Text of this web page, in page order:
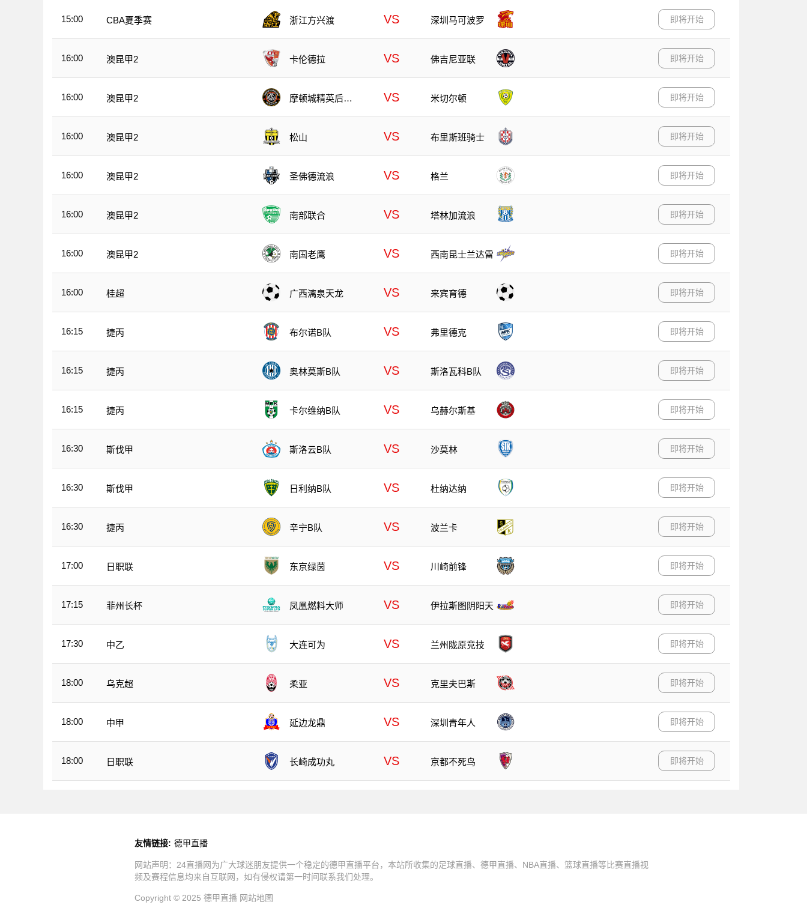
15:00 CBA夏季赛 浙江方兴渡 VS 深圳马可波罗 即将开始
16:00 澳昆甲2 卡伦德拉 VS 佛吉尼亚联 即将开始
16:00 澳昆甲2
摩顿城精英后备
VS 米切尔顿 即将开始
16:00 澳昆甲2 松山 VS 布里斯班骑士 即将开始
16:00 澳昆甲2 圣佛德流浪 VS 格兰 即将开始
16:00 澳昆甲2 南部联合 VS 塔林加流浪 即将开始
16:00 澳昆甲2 南国老鹰 VS 西南昆士兰达雷 即将开始
16:00 桂超 广西漓泉天龙 VS 来宾育德 即将开始
16:15 捷丙 布尔诺B队 VS 弗里德克 即将开始
16:15 捷丙 奥林莫斯B队 VS 斯洛瓦科B队 即将开始
16:15 捷丙 卡尔维纳B队 VS 乌赫尔斯基 即将开始
16:30 斯伐甲 斯洛云B队 VS 沙莫林 即将开始
16:30 斯伐甲 日利纳B队 VS 杜纳达纳 即将开始
16:30 捷丙 辛宁B队 VS 波兰卡 即将开始
17:00 日职联 东京绿茵 VS 川崎前锋 即将开始
17:15 菲州长杯 凤凰燃料大师 VS 伊拉斯图阴阳天 即将开始
17:30 中乙 大连可为 VS 兰州陇原竞技 即将开始
18:00 乌克超 柔亚 VS 克里夫巴斯 即将开始
18:00 中甲 延边龙鼎 VS 深圳青年人 即将开始
18:00 日职联 长崎成功丸 VS 京都不死鸟 即将开始
友情链接: 德甲直播
网站声明：24直播网为广大球迷朋友提供一个稳定的德甲直播平台，本站所收集的足球直播、德甲直播、NBA直播、篮球直播等比赛直播视
频及赛程信息均来自互联网，如有侵权请第一时间联系我们处理。
Copyright © 2025 德甲直播 网站地图